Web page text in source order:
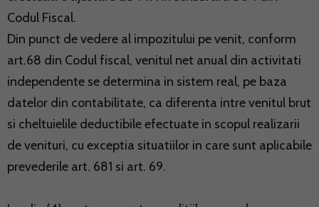
Codul Fiscal.
Din punct de vedere al impozitului pe venit, conform
art.68 din Codul fiscal, venitul net anual din activitati
independente se determina in sistem real, pe baza
datelor din contabilitate, ca diferenta intre venitul brut
si cheltuielile deductibile efectuate in scopul realizarii
de venituri, cu exceptia situatiilor in care sunt aplicabile
prevederile art. 681 si art. 69.